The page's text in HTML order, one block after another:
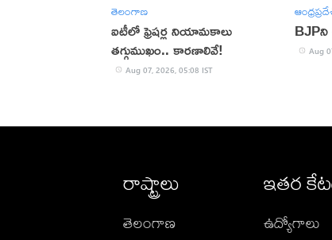
తెలంగాణ
ఐటీలో ఫ్రెషర్ల నియామకాలు
తగ్గుముఖం.. కారణాలివే!
Aug 07, 2026, 05:08 IST
Aug
రాష్ట్రాలు
తెలంగాణ
ఇతర
ఉద్యోగాలు